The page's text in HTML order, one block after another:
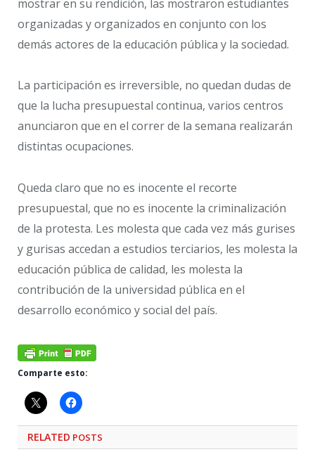
mostrar en su rendición, las mostraron estudiantes
organizadas y organizados en conjunto con los
demás actores de la educación pública y la sociedad.
La participación es irreversible, no quedan dudas de
que la lucha presupuestal continua, varios centros
anunciaron que en el correr de la semana realizarán
distintas ocupaciones.
Queda claro que no es inocente el recorte
presupuestal, que no es inocente la criminalización
de la protesta. Les molesta que cada vez más gurises
y gurisas accedan a estudios terciarios, les molesta la
educación pública de calidad, les molesta la
contribución de la universidad pública en el
desarrollo económico y social del país.
Comparte esto:
RELATED POSTS